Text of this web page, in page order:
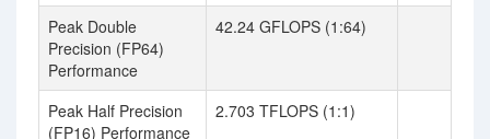
Peak Double
Precision (FP64)
Performance
42.24 GFLOPS (1:64)
Peak Half Precision
(FP16) Performance
2.703 TFLOPS (1:1)